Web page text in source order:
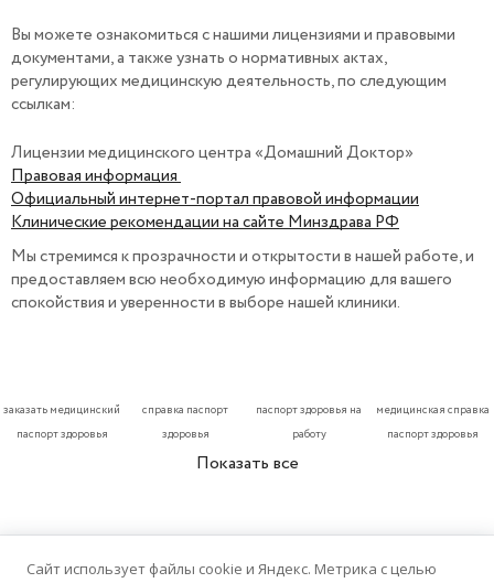
Вы можете ознакомиться с нашими лицензиями и правовыми
документами, а также узнать о нормативных актах,
регулирующих медицинскую деятельность, по следующим
ссылкам:
Лицензии медицинского центра «Домашний Доктор»
Правовая информация
Официальный интернет-портал правовой информации
Клинические рекомендации на сайте Минздрава РФ
Мы стремимся к прозрачности и открытости в нашей работе, и
предоставляем всю необходимую информацию для вашего
спокойствия и уверенности в выборе нашей клиники.
заказать медицинский
паспорт здоровья
справка паспорт
здоровья
паспорт здоровья на
работу
медицинская справка
паспорт здоровья
Показать все
РЕЙТИНГ КЛИНИК
Сайт использует файлы cookie и Яндекс. Метрика с целью